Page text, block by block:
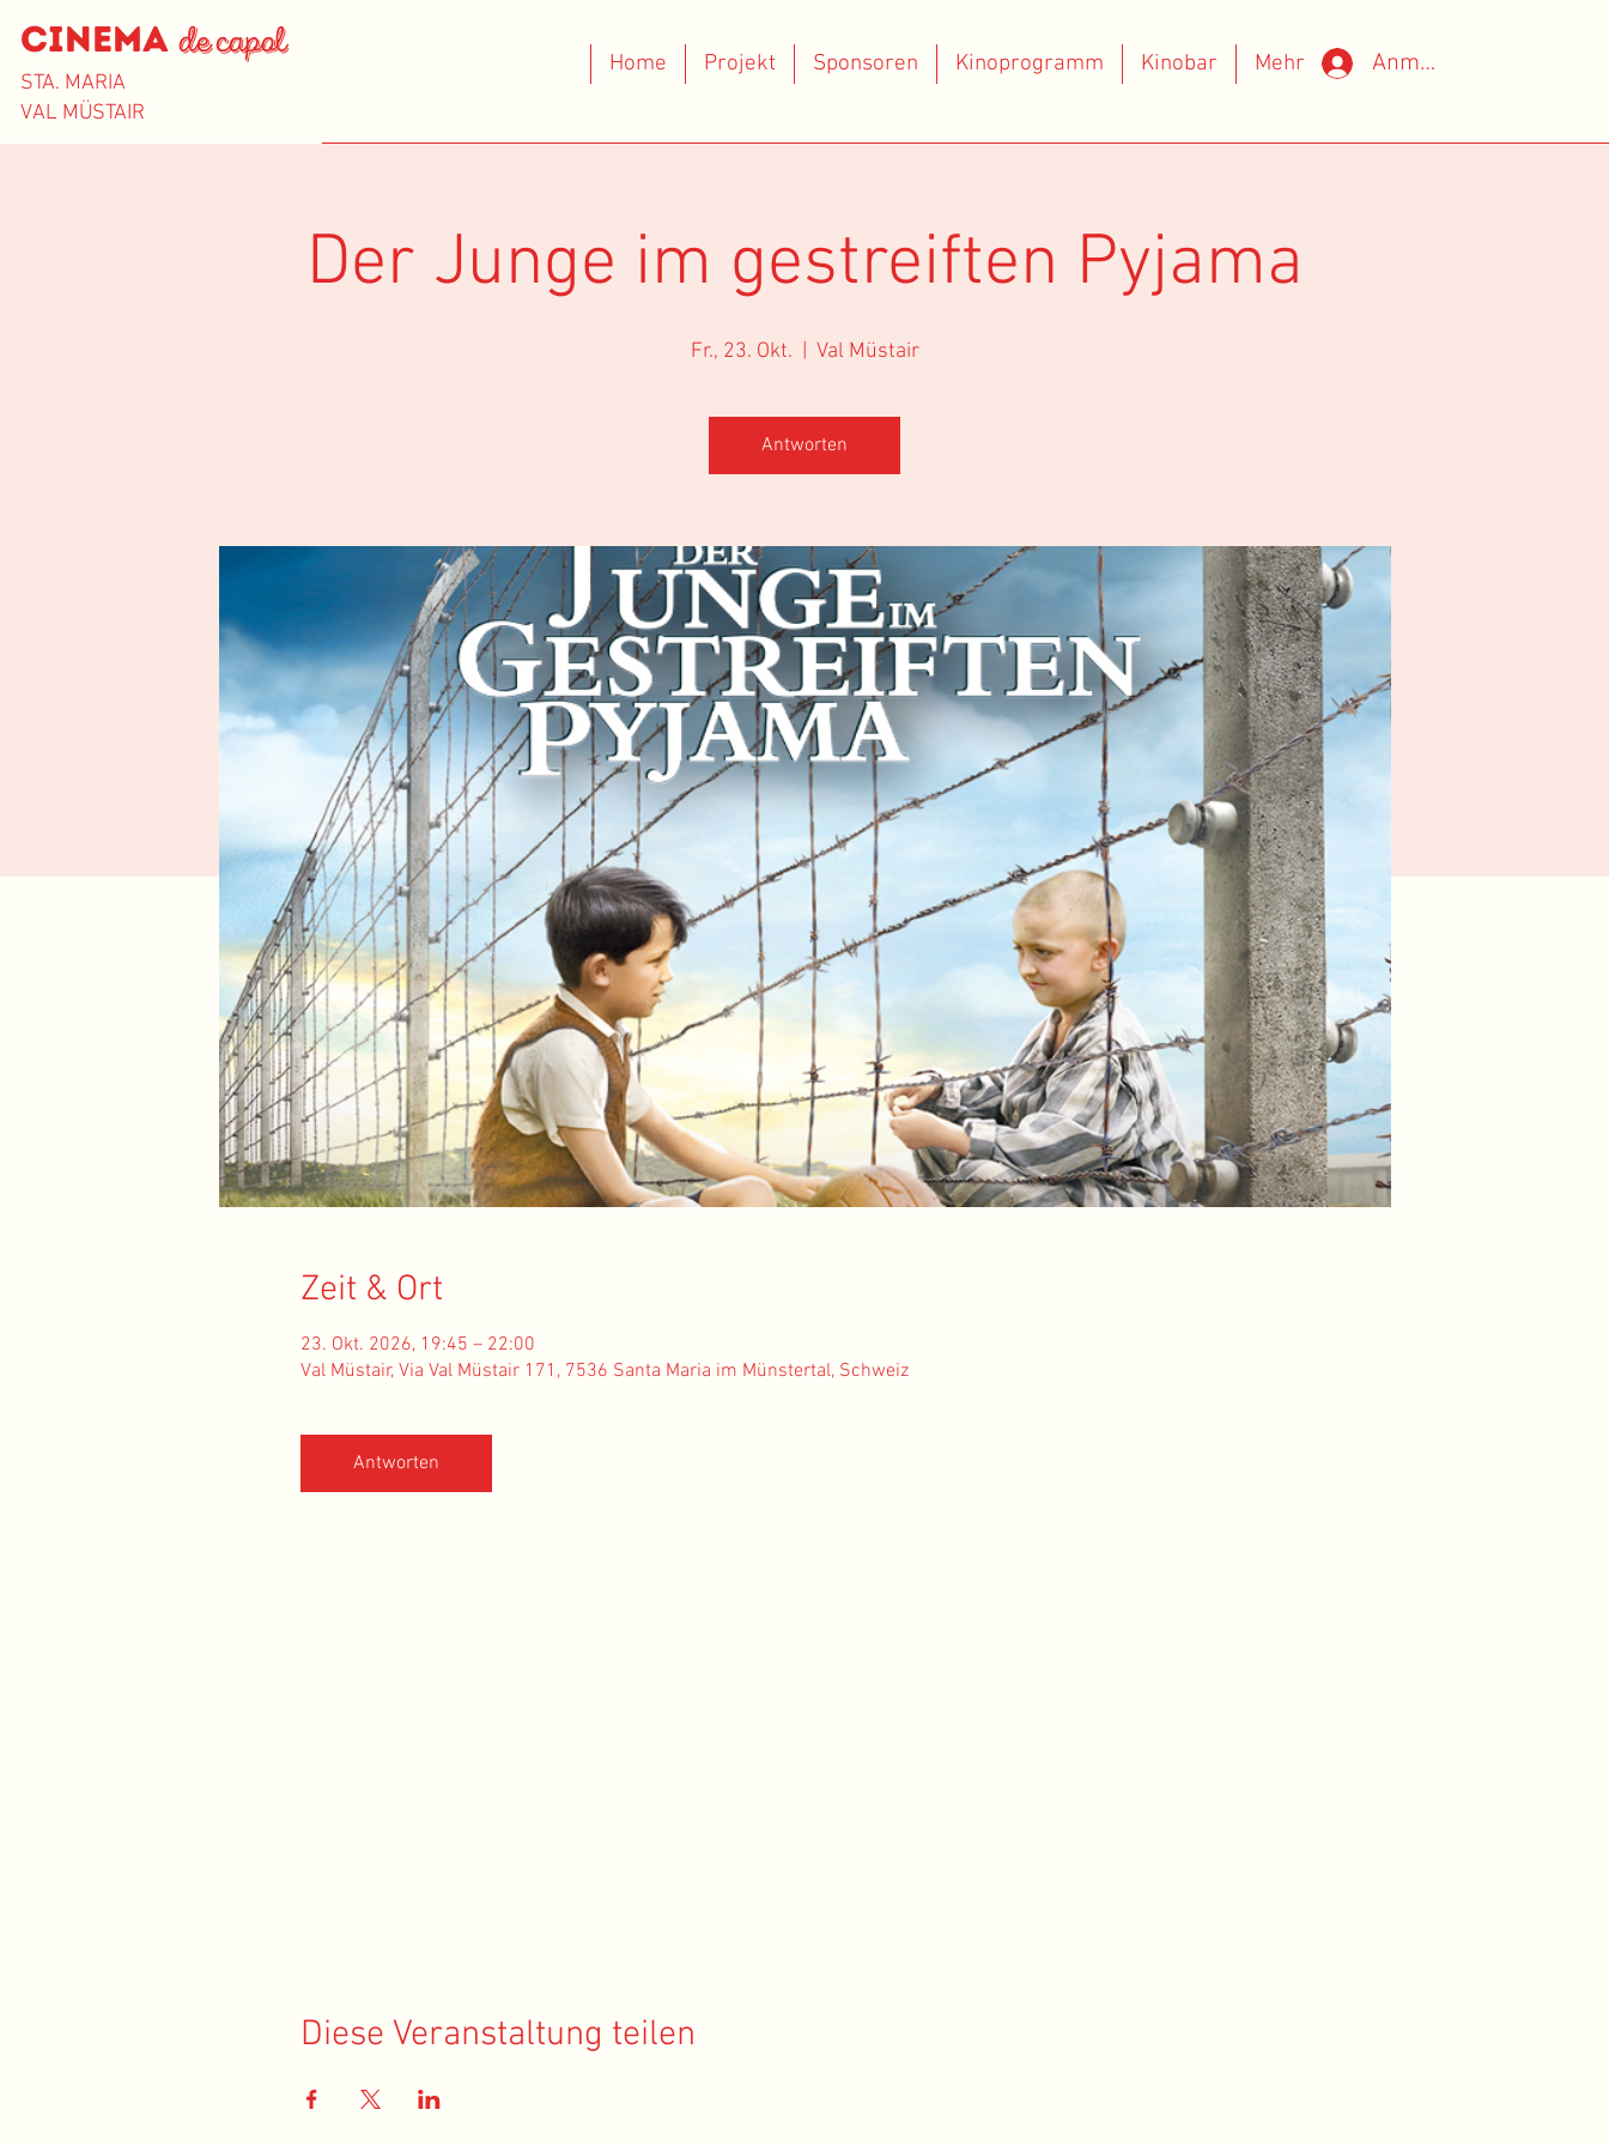
Cinema de capol
STA. MARIA
VAL MÜSTAIR
Home Projekt Sponsoren Kinoprogramm Kinobar Mehr Anmelden
Der Junge im gestreiften Pyjama
Fr., 23. Okt. Val Müstair
Antworten
Zeit & Ort
23. Okt. 2026, 19:45 – 22:00
Val Müstair, Via Val Müstair 171, 7536 Santa Maria im Münstertal, Schweiz
Antworten
Diese Veranstaltung teilen